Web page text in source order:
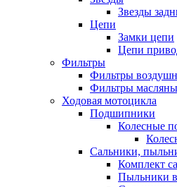
Звезды
Цепи
Замки цепи
Цепи
Фильтры
Фильтры
Фильтры
Ходовая мотоцикла
Подшипники
Колесные
Сальники,
Комплект
Пыльники